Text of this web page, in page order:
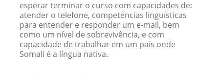
esperar terminar o curso com capacidades de:
atender o telefone, competências linguísticas
para entender e responder um e-mail, bem
como um nível de sobrevivência, e com
capacidade de trabalhar em um país onde
Somali é a língua nativa.